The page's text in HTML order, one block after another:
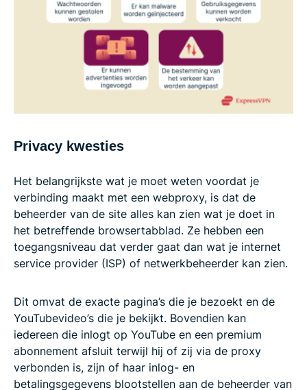
Privacy kwesties
Het belangrijkste wat je moet weten voordat je
verbinding maakt met een webproxy, is dat de
beheerder van de site alles kan zien wat je doet in
het betreffende browsertabblad. Ze hebben een
toegangsniveau dat verder gaat dan wat je internet
service provider (ISP) of netwerkbeheerder kan zien.
Dit omvat de exacte pagina’s die je bezoekt en de
YouTubevideo’s die je bekijkt. Bovendien kan
iedereen die inlogt op YouTube en een premium
abonnement afsluit terwijl hij of zij via de proxy
verbonden is, zijn of haar inlog- en
betalingsgegevens blootstellen aan de beheerder van